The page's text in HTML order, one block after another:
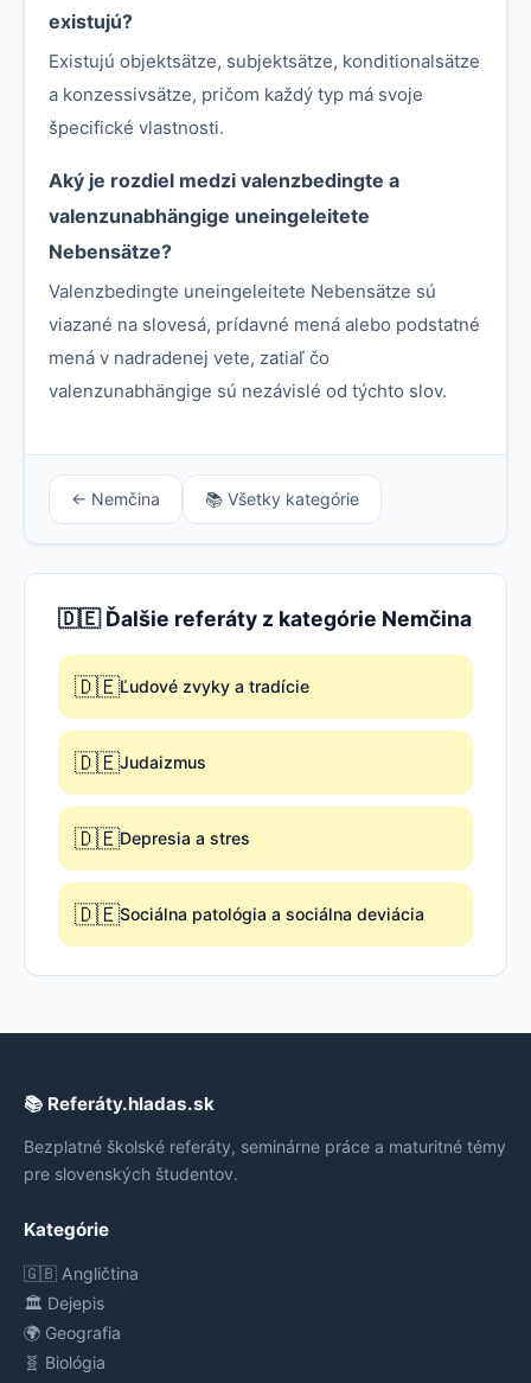
existujú?
Existujú objektsätze, subjektsätze, konditionalsätze
a konzessivsätze, pričom každý typ má svoje
špecifické vlastnosti.
Aký je rozdiel medzi valenzbedingte a
valenzunabhängige uneingeleitete
Nebensätze?
Valenzbedingte uneingeleitete Nebensätze sú
viazané na slovesá, prídavné mená alebo podstatné
mená v nadradenej vete, zatiaľ čo
valenzunabhängige sú nezávislé od týchto slov.
← Nemčina 📚 Všetky kategórie
🇩🇪 Ďalšie referáty z kategórie Nemčina
🇩🇪Ľudové zvyky a tradície
🇩🇪Judaizmus
🇩🇪Depresia a stres
🇩🇪Sociálna patológia a sociálna deviácia
📚 Referáty.hladas.sk
Bezplatné školské referáty, seminárne práce a maturitné témy
pre slovenských študentov.
Kategórie
🇬🇧 Angličtina
🏛️ Dejepis
🌍 Geografia
🧬 Biológia